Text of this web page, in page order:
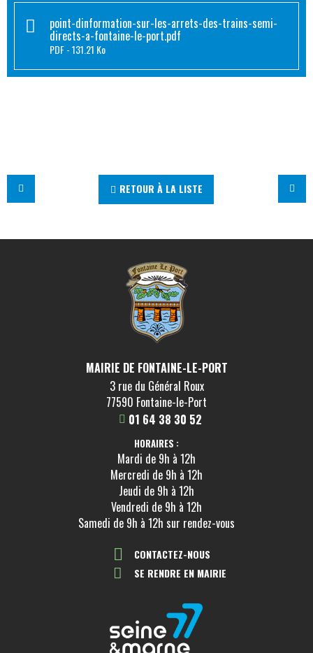
point-dinformation-sur-les-arrets-des-trains-semi-
directs-a-fontaine-le-port.pdf
PDF 131.21 Ko
RETOUR À LA LISTE
MAIRIE DE FONTAINE-LE-PORT
3 rue du Général Roux
77590 Fontaine-le-Port
01 64 38 30 52
HORAIRES :
Mardi de 9h à 12h
Mercredi de 9h à 12h
Jeudi de 9h à 12h
Vendredi de 9h à 12h
Samedi de 9h à 12h sur rendez-vous
CONTACTEZ-NOUS
SE RENDRE EN MAIRIE